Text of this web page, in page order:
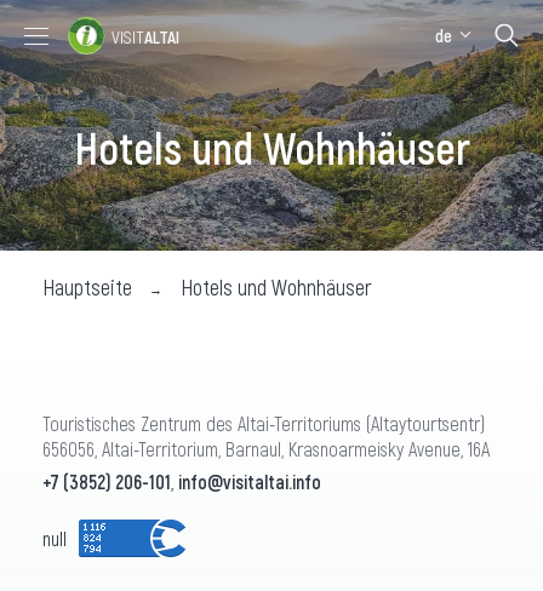
Sehenswürdigkeiten
Hotels und Wohnhäuser
VISITALTAI de
Hotels und Wohnhäuser
Hauptseite Hotels und Wohnhäuser
Touristisches Zentrum des Altai-Territoriums (Altaytourtsentr)
656056, Altai-Territorium, Barnaul, Krasnoarmeisky Avenue, 16A
+7 (3852) 206-101 info@visitaltai.info
null